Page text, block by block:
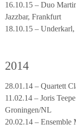
16.10.15 – Duo
Jazzbar, Frankfurt
18.10.15 –
2014
28.01.14 – Quartett
11.02.14 – Joris
Groningen/NL
20.02.14 – Ensemble